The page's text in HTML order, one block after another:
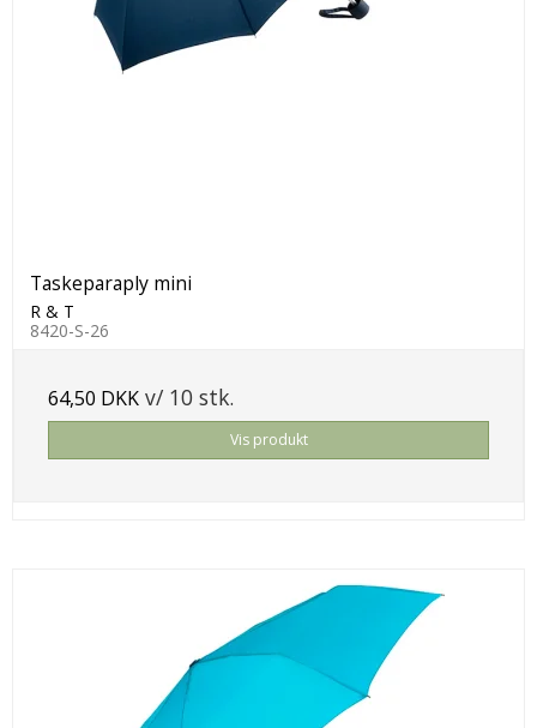
Taskeparaply mini
R & T
8420-S-26
64,50 DKK v/ 10 stk.
Vis produkt